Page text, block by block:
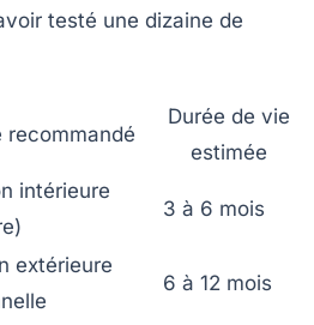
testé une dizaine de
recommandé
Durée de vie
estimée
intérieure
3 à 6 mois
extérieure
6 à 12 mois